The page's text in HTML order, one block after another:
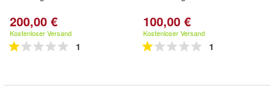
200,00 €
Kostenloser Versand
1
100,00 €
Kostenloser Versand
1